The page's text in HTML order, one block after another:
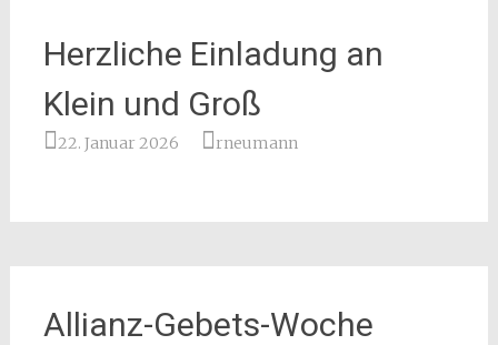
Herzliche Einladung an
Klein und Groß
22. Januar 2026 rneumann
Allianz-Gebets-Woche